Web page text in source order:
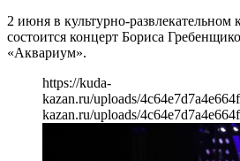
2 июня в культурно-
состоится концерт Бориса
«Аквариум».
https://kuda-
kazan.ru/uploads/
kazan.ru/uploads/